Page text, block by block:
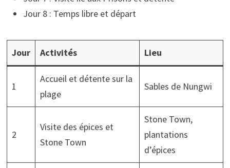
Jour 8 : Temps libre et départ
Jour Activités Lieu
1
Accueil et détente sur la
plage
Sables de Nungwi
2
Visite des épices et
Stone Town
Stone Town,
plantations
d’épices